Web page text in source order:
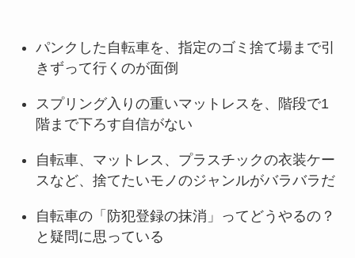
パンクした自転車を、指定のゴミ捨て場まで引
きずって行くのが面倒
スプリング入りの重いマットレスを、階段で1
階まで下ろす自信がない
自転車、マットレス、プラスチックの衣装ケー
スなど、捨てたいモノのジャンルがバラバラだ
自転車の「防犯登録の抹消」ってどうやるの？
と疑問に思っている